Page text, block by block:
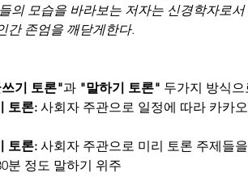
의 모습을 바라보는 저자는 신경학자로
간 존엄을 깨닫게한다.
기 토론"과 "말하기 토론" 두가지 방식
토론: 사회자 주관으로 일정에 따라 카카
토론: 사회자 주관으로 미리 토론 주제들
분 정도 말하기 위주